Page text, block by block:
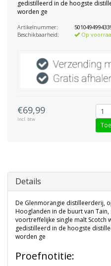
gedistilleerd in de hoogste
worden ge
Artikelnummer:
Beschikbaarheid:
Op
€69,99
Incl. btw
Details
De Glenmorangie distilleerderij,
Hooglanden in de buurt van
voortreffelijke single malt Scotch
gedistilleerd in de hoogste
worden ge
Proefnotitie: